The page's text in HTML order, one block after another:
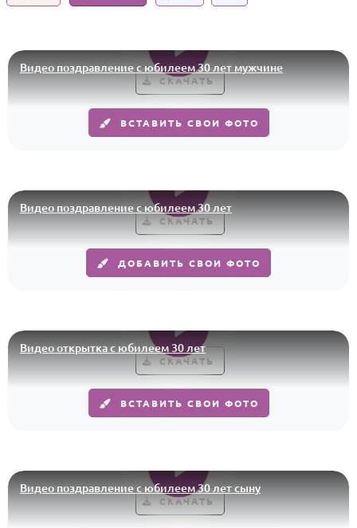
Юбилей
Свадьба
Годовщина свадьбы
КОМУ
Женщине
Мужчине
Все родственники
Пожелания
Видео поздравление с юбилеем 30 лет мужчине
СКАЧАТЬ
ВСТАВИТЬ СВОИ ФОТО
Видео поздравление с юбилеем 30 лет
СКАЧАТЬ
ДОБАВИТЬ СВОИ ФОТО
Видео открытка с юбилеем 30 лет
СКАЧАТЬ
ВСТАВИТЬ СВОИ ФОТО
Видео поздравление с юбилеем 30 лет сыну
СКАЧАТЬ